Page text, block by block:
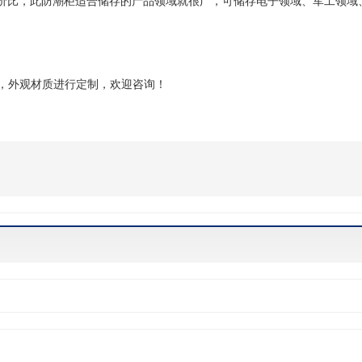
观材质进行定制，欢迎咨询！